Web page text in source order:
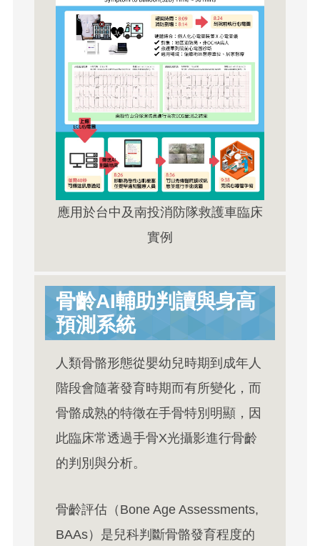
應用於台中及南投消防隊救護車臨床
實例
骨齡AI輔助判讀與身高
預測系統
人類骨骼形態從嬰幼兒時期到成年人
階段會隨著發育時期而有所變化，而
骨骼成熟的特徵在手骨特別明顯，因
此臨床常透過手骨X光攝影進行骨齡
的判別與分析。
骨齡評估（Bone Age Assessments,
BAAs）是兒科判斷骨骼發育程度的